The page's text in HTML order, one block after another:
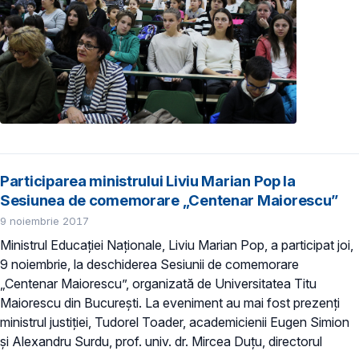
Participarea ministrului Liviu Marian Pop la
Sesiunea de comemorare „Centenar Maiorescu”
9 noiembrie 2017
Ministrul Educației Naționale, Liviu Marian Pop, a participat joi,
9 noiembrie, la deschiderea Sesiunii de comemorare
„Centenar Maiorescu”, organizată de Universitatea Titu
Maiorescu din București. La eveniment au mai fost prezenți
ministrul justiției, Tudorel Toader, academicienii Eugen Simion
și Alexandru Surdu, prof. univ. dr. Mircea Duțu, directorul